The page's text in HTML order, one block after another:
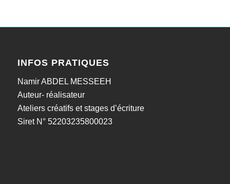
INFOS PRATIQUES
Namir ABDEL MESSEEH
Auteur- réalisateur
Ateliers créatifs et stages d’écriture
Siret N° 52203235800023